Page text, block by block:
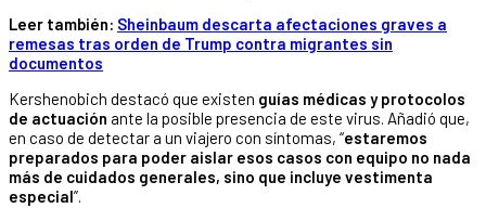
Leer también: Sheinbaum descarta afectaciones graves a
remesas tras orden de Trump contra migrantes sin
documentos
Kershenobich destacó que existen guías médicas y protocolos
de actuación ante la posible presencia de este virus. Añadió que,
en caso de detectar a un viajero con síntomas, “estaremos
preparados para poder aislar esos casos con equipo no nada
más de cuidados generales, sino que incluye vestimenta
especial”.